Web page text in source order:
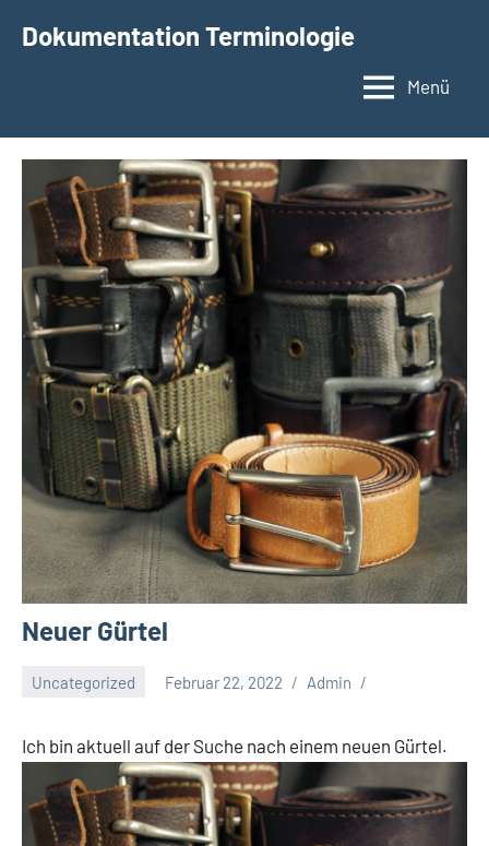
InhaltDokumentation Terminologie
Menü
Neuer Gürtel
Uncategorized Februar 22, 2022 Admin
Ich bin aktuell auf der Suche nach einem neuen Gürtel.